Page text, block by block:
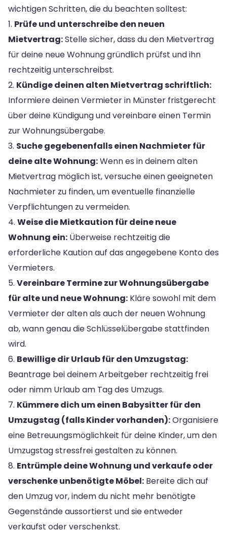
wichtigen Schritten, die du beachten solltest:
1. Prüfe und unterschreibe den neuen
Mietvertrag:Stelle sicher, dass du den Mietvertrag
für deine neue Wohnung gründlich prüfst und ihn
rechtzeitig unterschreibst.
2. Kündige deinen alten Mietvertrag schriftlich:
Informiere deinen Vermieter in Münster fristgerecht
über deine Kündigung und vereinbare einen Termin
zur Wohnungsübergabe.
3. Suche gegebenenfalls einen Nachmieter für
deine alte Wohnung:Wenn es in deinem alten
Mietvertrag möglich ist, versuche einen geeigneten
Nachmieter zu finden, um eventuelle finanzielle
Verpflichtungen zu vermeiden.
4. Weise die Mietkaution für deine neue
Wohnung ein: Überweise rechtzeitig die
erforderliche Kaution auf das angegebene Konto des
Vermieters.
5. Vereinbare Termine zur Wohnungsübergabe
für alte und neue Wohnung: Kläre sowohl mit dem
Vermieter der alten als auch der neuen Wohnung
ab, wann genau die Schlüsselübergabe stattfinden
wird.
6. Bewillige dir Urlaub für den Umzugstag:
Beantrage bei deinem Arbeitgeber rechtzeitig frei
oder nimm Urlaub am Tag des Umzugs.
7. Kümmere dich um einen Babysitter für den
Umzugstag (falls Kinder vorhanden):Organisiere
eine Betreuungsmöglichkeit für deine Kinder, um den
Umzugstag stressfrei gestalten zu können.
8. Entrümple deine Wohnung und verkaufe oder
verschenke unbenötigte Möbel: Bereite dich auf
den Umzug vor, indem du nicht mehr benötigte
Gegenstände aussortierst und sie entweder
verkaufst oder verschenkst.